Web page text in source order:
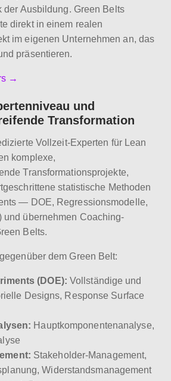
der Ausbildung. Green Belts
direkt in einem realen
im eigenen Unternehmen an, das
präsentieren.
→
und
Transformation
Vollzeit-Experten für Lean
komplexe,
Transformationsprojekte,
statistische Methoden
— DOE, Regressionsmodelle,
und übernehmen Coaching-
Belts.
dem Green Belt:
(DOE): Vollständige und
Designs, Response Surface
Hauptkomponentenanalyse,
Stakeholder-Management,
Widerstandsmanagement